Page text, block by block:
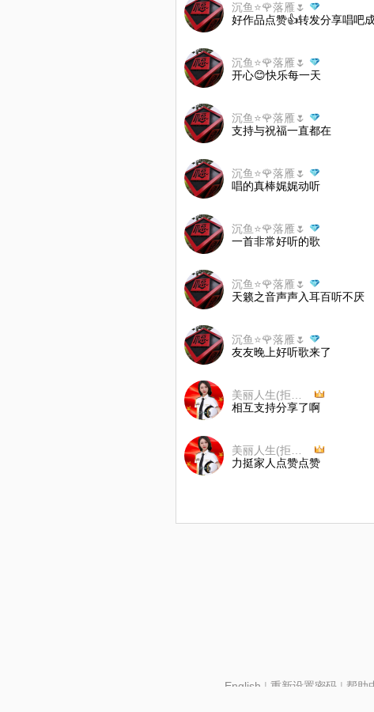
沉鱼⭐️🌹落雁🌷
好作品点赞👍转发分享唱吧
沉鱼⭐️🌹落雁🌷
开心😊快乐每一天
沉鱼⭐️🌹落雁🌷
支持与祝福一直都在
沉鱼⭐️🌹落雁🌷
唱的真棒娓娓动听
沉鱼⭐️🌹落雁🌷
一首非常好听的歌
沉鱼⭐️🌹落雁🌷
天籁之音声声入耳百听不厌
沉鱼⭐️🌹落雁🌷
友友晚上好听歌来了
相互支持分享了啊
力挺家人点赞点赞
English | 重新设置密码| 帮助